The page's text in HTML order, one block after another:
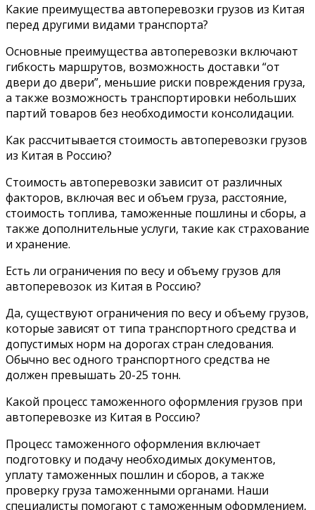
Какие преимущества автоперевозки грузов из Китая
перед другими видами транспорта?
Основные преимущества автоперевозки включают
гибкость маршрутов, возможность доставки “от
двери до двери”, меньшие риски повреждения груза,
а также возможность транспортировки небольших
партий товаров без необходимости консолидации.
Как рассчитывается стоимость автоперевозки грузов
из Китая в Россию?
Стоимость автоперевозки зависит от различных
факторов, включая вес и объем груза, расстояние,
стоимость топлива, таможенные пошлины и сборы, а
также дополнительные услуги, такие как страхование
и хранение.
Есть ли ограничения по весу и объему грузов для
автоперевозок из Китая в Россию?
Да, существуют ограничения по весу и объему грузов,
которые зависят от типа транспортного средства и
допустимых норм на дорогах стран следования.
Обычно вес одного транспортного средства не
должен превышать 20-25 тонн.
Какой процесс таможенного оформления грузов при
автоперевозке из Китая в Россию?
Процесс таможенного оформления включает
подготовку и подачу необходимых документов,
уплату таможенных пошлин и сборов, а также
проверку груза таможенными органами. Наши
специалисты помогают с таможенным оформлением,